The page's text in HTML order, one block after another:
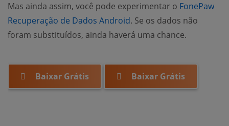
Mas ainda assim, você pode experimentar o FonePaw
Recuperação de Dados Android. Se os dados não
foram substituídos, ainda haverá uma chance.
Baixar Grátis Baixar Grátis